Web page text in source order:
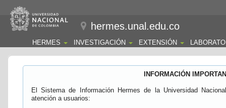
hermes.unal.edu.co
HERMES INVESTIGACIÓN EXTENSIÓN
INFORMACIÓN
El Sistema de Información Hermes de la Universidad
atención a usuarios: